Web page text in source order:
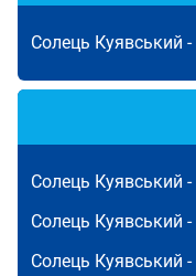
Солець Куявський -
Солець Куявський -
Солець Куявський -
Солець Куявський -